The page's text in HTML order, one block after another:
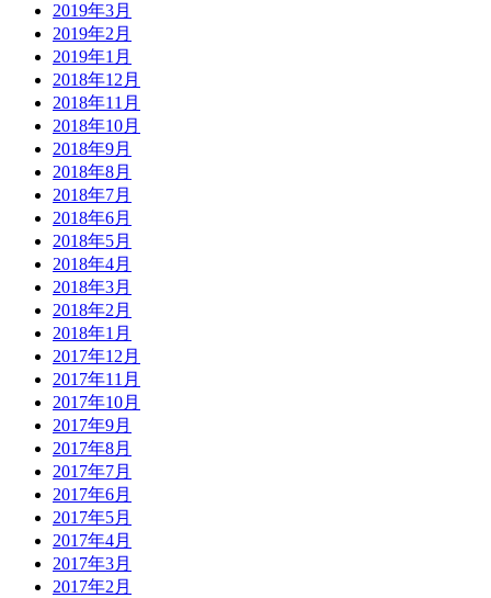
2019年3月
2019年2月
2019年1月
2018年12月
2018年11月
2018年10月
2018年9月
2018年8月
2018年7月
2018年6月
2018年5月
2018年4月
2018年3月
2018年2月
2018年1月
2017年12月
2017年11月
2017年10月
2017年9月
2017年8月
2017年7月
2017年6月
2017年5月
2017年4月
2017年3月
2017年2月